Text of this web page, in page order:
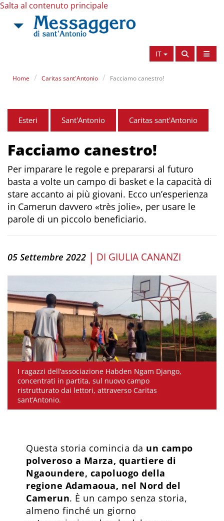
Salta al contenuto principale
IT
Home Caritas sant'Antonio Facciamo canestro!
Esteri Sant'Antonio Caritas sant'Antonio
Facciamo canestro!
Per imparare le regole e prepararsi al futuro
basta a volte un campo di basket e la capacità di
stare accanto ai più giovani. Ecco un’esperienza
in Camerun davvero «très jolie», per usare le
parole di un piccolo beneficiario.
05 Settembre 2022 | DI GIULIA CANANZI
I ragazzi dell’associazione Habden Ngam Django,
concentrati in partita, sul nuovo campo
ristrutturato dai lettori, attraverso Caritas
sant’Antonio.
Questa storia comincia da un campo
polveroso a Marza, quartiere di
Ngaoundere, capoluogo della
regione Adamaoua, nel Nord del
Camerun. È un campo senza storia,
almeno finché un giorno